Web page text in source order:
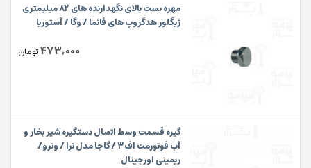
مهره بست بالای نگهدارنده های 82 میلیمتری
ژیگلور هدگروپ های فائما / وگا / آستوریا
473,000تومان
گیره قسمت وسط اتصال دستگیره شیر بخار و
آب فوتورمت اف۳ / گاجا مدل نرا / وترو/
ریمینی اورجینال